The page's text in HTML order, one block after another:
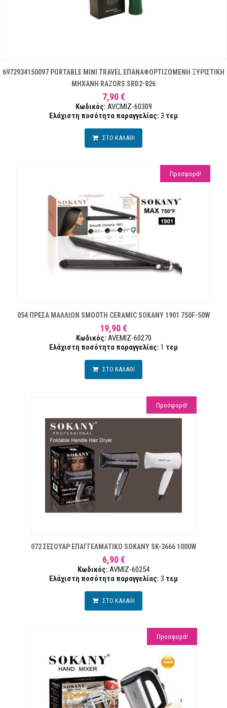
6972934150097 PORTABLE MINI TRAVEL ΕΠΑΝΑΦΟΡΤΙΖΟΜΕΝΗ ΞΥΡΙΣΤΙΚΗ
ΜΗΧΑΝΗ RAZORS SRD2-826
7,90 €
Κωδικός: AVCMIZ-60309
Ελάχιστη ποσότητα παραγγελίας: 3 τεμ
ΣΤΟ ΚΑΛΑΘΙ
Προσφορά!
054 ΠΡΕΣΑ ΜΑΛΛΙΩΝ SMOOTH CERAMIC SOKANY 1901 750F-50W
19,90 €
Κωδικός: AVEMIZ-60270
Ελάχιστη ποσότητα παραγγελίας: 1 τεμ
ΣΤΟ ΚΑΛΑΘΙ
Προσφορά!
072 ΣΕΣΟΥΑΡ ΕΠΑΓΓΕΛΜΑΤΙΚΟ SOKANY SK-3666 1000W
6,90 €
Κωδικός: AVMIZ-60254
Ελάχιστη ποσότητα παραγγελίας: 3 τεμ
ΣΤΟ ΚΑΛΑΘΙ
Προσφορά!